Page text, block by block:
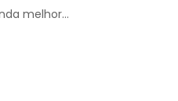
melhor…